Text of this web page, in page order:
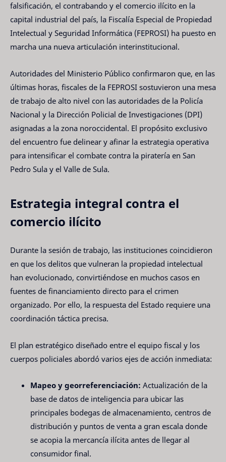
falsificación, el contrabando y el comercio ilícito en la
capital industrial del país, la Fiscalía Especial de Propiedad
Intelectual y Seguridad Informática (FEPROSI) ha puesto en
marcha una nueva articulación interinstitucional.
Autoridades del Ministerio Público confirmaron que, en las
últimas horas, fiscales de la FEPROSI sostuvieron una mesa
de trabajo de alto nivel con las autoridades de la Policía
Nacional y la Dirección Policial de Investigaciones (DPI)
asignadas a la zona noroccidental. El propósito exclusivo
del encuentro fue delinear y afinar la estrategia operativa
para intensificar el combate contra la piratería en San
Pedro Sula y el Valle de Sula.
Estrategia integral contra el
comercio ilícito
Durante la sesión de trabajo, las instituciones coincidieron
en que los delitos que vulneran la propiedad intelectual
han evolucionado, convirtiéndose en muchos casos en
fuentes de financiamiento directo para el crimen
organizado. Por ello, la respuesta del Estado requiere una
coordinación táctica precisa.
El plan estratégico diseñado entre el equipo fiscal y los
cuerpos policiales abordó varios ejes de acción inmediata:
Mapeo y georreferenciación: Actualización de la
base de datos de inteligencia para ubicar las
principales bodegas de almacenamiento, centros de
distribución y puntos de venta a gran escala donde
se acopia la mercancía ilícita antes de llegar al
consumidor final.